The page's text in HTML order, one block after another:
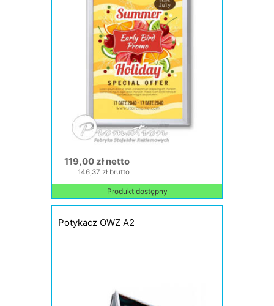
119,00 zł netto
146,37 zł brutto
Produkt dostępny
Potykacz OWZ A2